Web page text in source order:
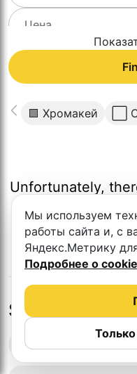
🟩 Хромакей ⬜️
Unfortunately,
Studios in
Podcast recording
Мы используем
работы сайта и, с
Яндекс.Метрику
Подробнее о